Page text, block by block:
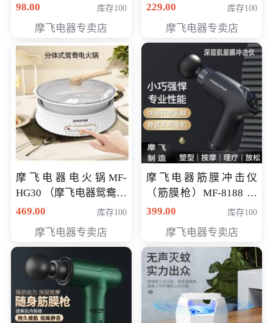
98.00
库存100
摩飞电器专卖店
168元
229.00 库存100
摩飞电器专卖店
摩飞电器电火锅MF-
HG30 （摩飞电器鸳鸯锅
MF-HG30 ） 会员专享价
469.00 库存100
摩飞电器专卖店
摩飞电器筋膜冲击仪
（筋膜枪）MF-8188 会
员专享价268元
399.00 库存100
摩飞电器专卖店